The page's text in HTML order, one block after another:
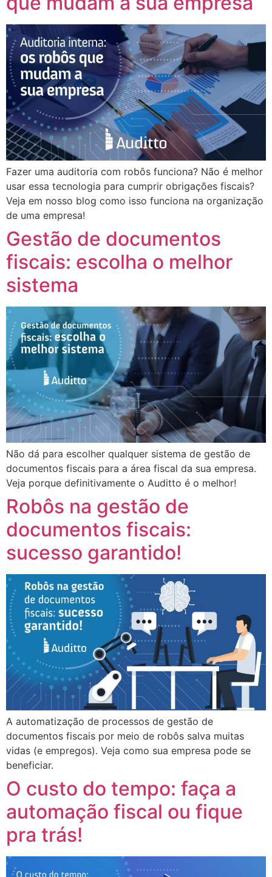
Fazer uma auditoria com robôs funciona? Não é melhor
usar essa tecnologia para cumprir obrigações fiscais?
Veja em nosso blog como isso funciona na organização
de uma empresa!
Gestão de documentos
fiscais: escolha o melhor
sistema
Não dá para escolher qualquer sistema de gestão de
documentos fiscais para a área fiscal da sua empresa.
Veja porque definitivamente o Auditto é o melhor!
Robôs na gestão de
documentos fiscais:
sucesso garantido!
A automatização de processos de gestão de
documentos fiscais por meio de robôs salva muitas
vidas (e empregos). Veja como sua empresa pode se
beneficiar.
O custo do tempo: faça a
automação fiscal ou fique
pra trás!